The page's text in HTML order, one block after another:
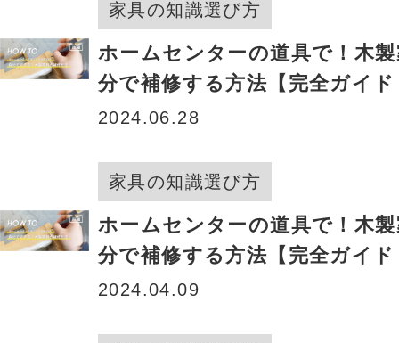
家具の知識選び方
ホームセンターの道具で！木
分で補修する方法【完全ガイ
2024.06.28
家具の知識選び方
ホームセンターの道具で！木
分で補修する方法【完全ガイ
2024.04.09